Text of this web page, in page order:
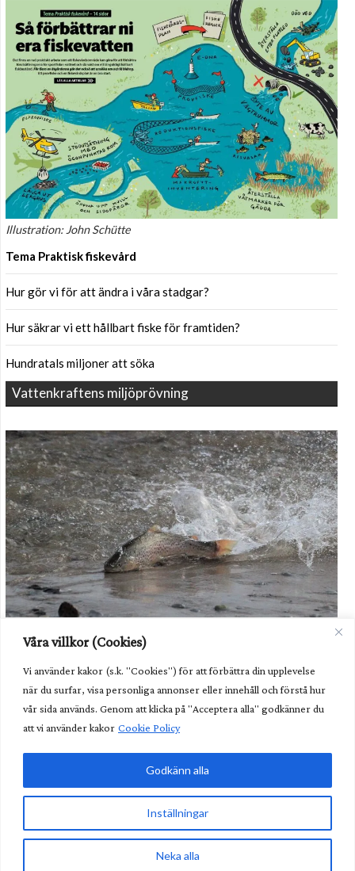
Våra villkor (Cookies)
Vi använder kakor (s.k. "Cookies") för att förbättra din upplevelse
när du surfar, visa personliga annonser eller innehåll och förstå hur
vår sida används. Genom att klicka på "Acceptera alla" godkänner du
att vi använder kakor Cookie Policy
Inställningar
Neka alla
Godkänn alla
Illustration: John Schütte
Tema Praktisk fiskevård
Hur gör vi för att ändra i våra stadgar?
Hur säkrar vi ett hållbart fiske för framtiden?
Hundratals miljoner att söka
Vattenkraftens miljöprövning
odling av utsättning. Foto: Havs- och vattenmyndigheten.
Unik fisk behöver fortsatt hjälp
Kunglig glans över nya fiskvägen
Sveriges Fiskevattenägareförbund • Borgmästaregatan
9, 371 15 Karlskrona • info@vattenagarna.se • Org.Nr:
802010-8588